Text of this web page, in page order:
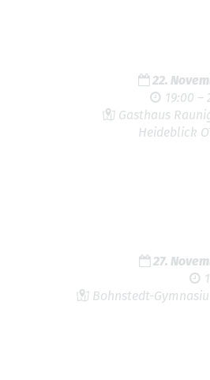
22.
19:00 –
Gasthaus
Heideblick
27.
Bohnstedt-